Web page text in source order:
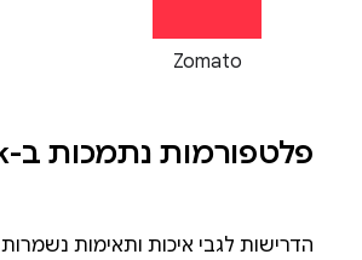
Zomato
פלטפורמות נתמכות ב-Jetpack
הדרישות לגבי איכות ותאימות